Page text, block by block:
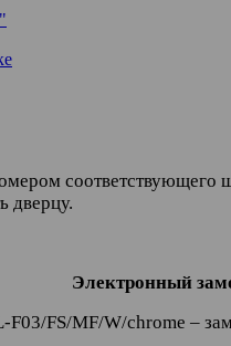
соответствующего
дверцу.
Электронный
F03/FS/MF/W/chrome –